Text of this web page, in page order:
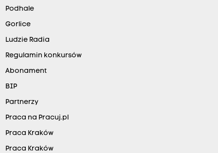
Podhale
Gorlice
Ludzie Radia
Regulamin konkursów
Abonament
BIP
Partnerzy
Praca na Pracuj.pl
Praca Kraków
Praca Kraków